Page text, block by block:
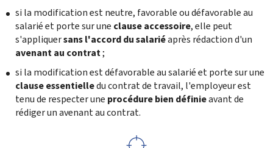
si la modification est neutre, favorable ou défavorable au
salarié et porte sur une clause accessoire, elle peut
s'appliquersans l'accord du salariéaprès rédaction d'un
avenant au contrat;
si la modification est défavorable au salarié et porte sur une
clause essentielledu contrat de travail, l'employeur est
tenu de respecter une procédure bien définieavant de
rédiger un avenant au contrat.